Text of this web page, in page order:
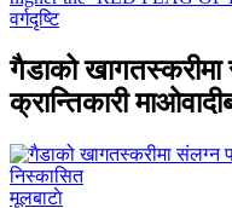
वर्गदृष्टि
गैडाको
क्रान्तिकारी
मूलबाटाे